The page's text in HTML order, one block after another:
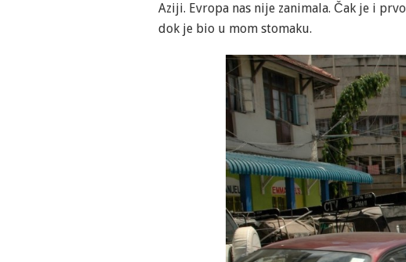
Aziji. Evropa nas nije zanimala. Čak je i
dok je bio u mom stomaku.